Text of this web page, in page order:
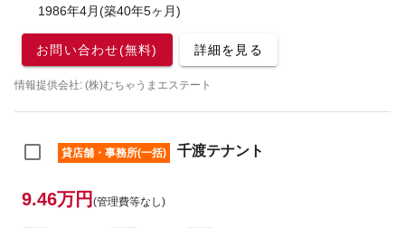
1986年4月(築40年5ヶ月)
お問い合わせ(無料) 詳細を見る
情報提供会社: (株)むちゃうまエステート
貸店舗・事務所(一括) 千渡テナント
9.46万円 (管理費等なし)